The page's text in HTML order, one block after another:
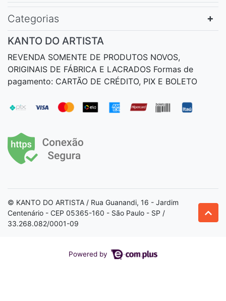
Categorias
KANTO DO ARTISTA
REVENDA SOMENTE DE PRODUTOS NOVOS,
ORIGINAIS DE FÁBRICA E LACRADOS Formas de
pagamento: CARTÃO DE CRÉDITO, PIX E BOLETO
© KANTO DO ARTISTA / Rua Guanandi, 16 - Jardim
Centenário - CEP 05365-160 - São Paulo - SP /
33.268.082/0001-09
Powered by